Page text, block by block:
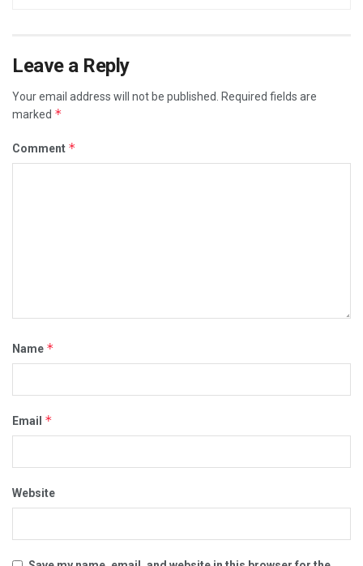
Leave a Reply
Your email address will not be published.
Required fields are
marked *
Comment *
Name *
Email *
Website